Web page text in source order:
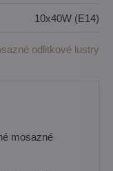
10x40W (E14)
odlitkové lustry
mosazné